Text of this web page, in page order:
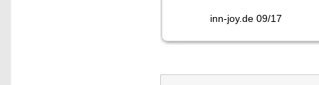
inn-joy.de 09/17